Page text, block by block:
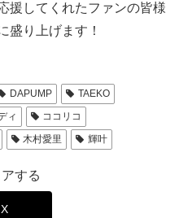
援してくれたファンの皆様
盛り上げます！
DAPUMP
TAEKO
ィ
ココリコ
木村愛里 輝叶
する
X